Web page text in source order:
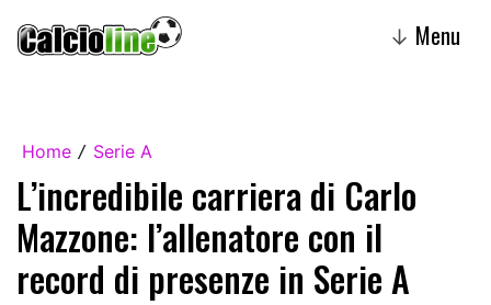
↓ Menu
Home / Serie A
L’incredibile carriera di Carlo
Mazzone: l’allenatore con il
record di presenze in Serie A